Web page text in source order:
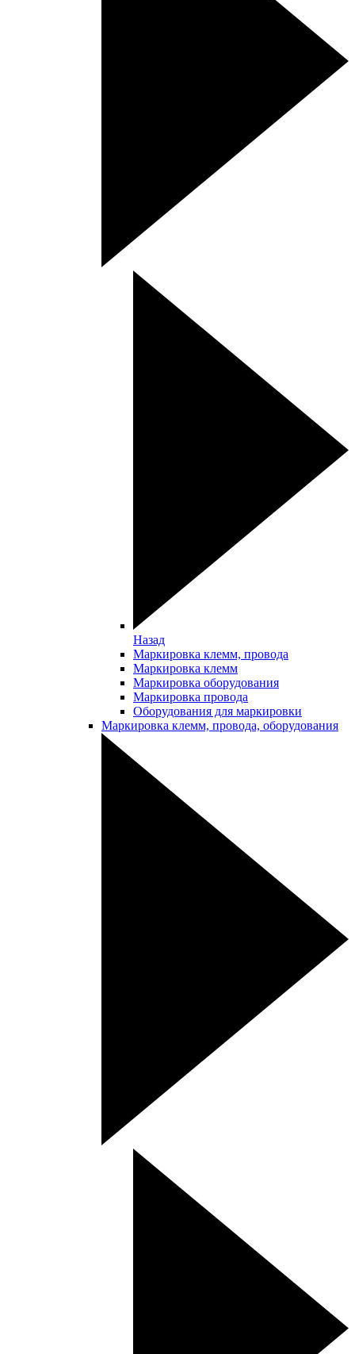
Назад
Маркировка клемм, провода
Маркировка клемм
Маркировка оборудования
Маркировка провода
Оборудования для маркировки
Маркировка клемм, провода, оборудования